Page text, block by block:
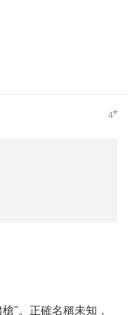
4#
"。正確名稱未知，